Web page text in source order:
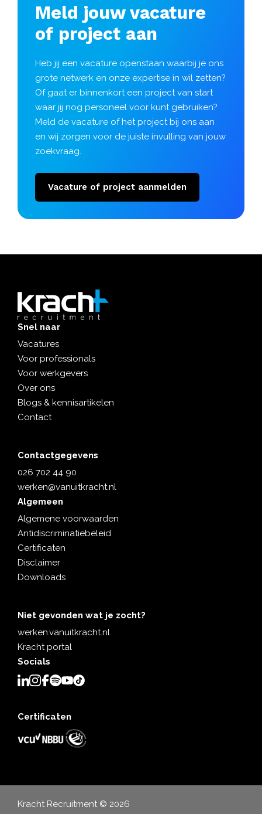
Meld jouw vacature
of project aan
Heb jij een vacature openstaan waarbij je ons
grote netwerk en onze expertise in wil zetten?
Of gaat er binnenkort een project van start
waar jij nog personeel voor kunt gebruiken?
Meld de vacature of het project bij ons aan
en wij zorgen voor de juiste invulling van jouw
zoekvraag.
Vacature of project aanmelden
Snel naar
Vacatures
Voor professionals
Voor werkgevers
Over ons
Blogs & kennisartikelen
Contact
Contactgegevens
026 702 44 90
werken@vanuitkracht.nl
Algemeen
Algemene voorwaarden
Antidiscriminatiebeleid
Certificaten
Disclaimer
Downloads
Niet gevonden wat je zocht?
werken.vanuitkracht.nl
Kracht portal
Socials
Certificaten
Kracht Recruitment © 2026